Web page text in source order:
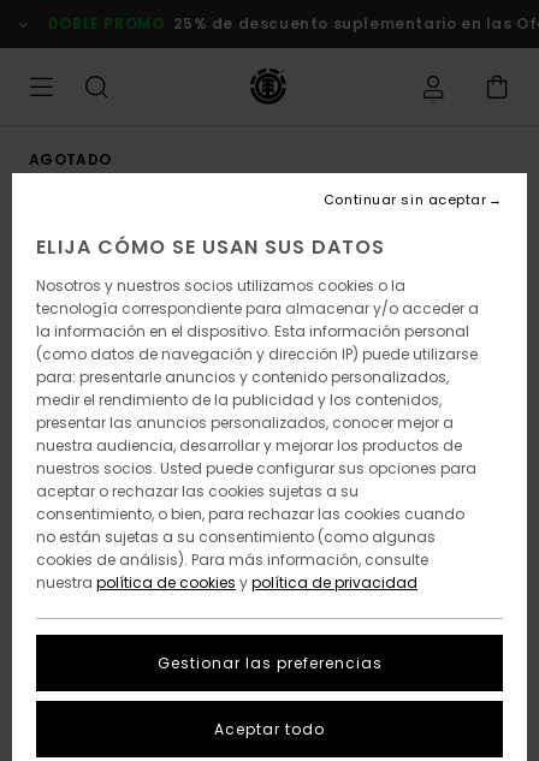
la
DOBLE PROMO 25% de descuento suplementario en las
AGOTADO
ELIJA CÓMO SE USAN SUS DATOS
Nosotros y nuestros socios utilizamos cookies o la
tecnología correspondiente para almacenar y/o acceder a
la información en el dispositivo. Esta información personal
(como datos de navegación y dirección IP) puede utilizarse
para: presentarle anuncios y contenido personalizados,
medir el rendimiento de la publicidad y los contenidos,
presentar las anuncios personalizados, conocer mejor a
nuestra audiencia, desarrollar y mejorar los productos de
nuestros socios. Usted puede configurar sus opciones para
aceptar o rechazar las cookies sujetas a su
consentimiento, o bien, para rechazar las cookies cuando
no están sujetas a su consentimiento (como algunas
cookies de análisis). Para más información, consulte
nuestra política de cookies ypolítica de privacidad
Gestionar las preferencias
Continuar sin aceptar
Aceptar todo